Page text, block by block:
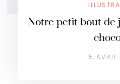
Notre petit bout de
5 AVRIL